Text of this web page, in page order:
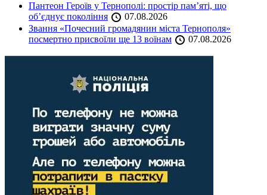
Пантеон Героїв у Тернополі: простір пам’яті, що
об’єднує покоління
07.08.2026
Звання «Почесний громадянин міста Тернополя»
посмертно присвоїли ще 13 воїнам
07.08.2026